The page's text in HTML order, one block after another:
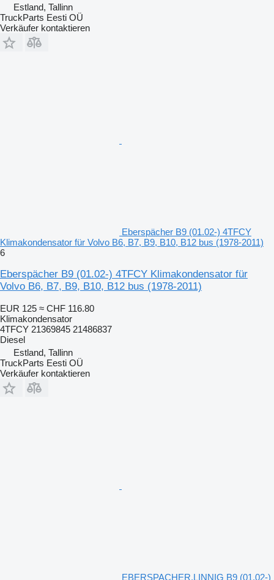
Estland, Tallinn
TruckParts Eesti OÜ
Verkäufer kontaktieren
Eberspächer B9 (01.02-) 4TFCY
Klimakondensator für Volvo B6, B7, B9, B10, B12 bus (1978-2011)
6
Eberspächer B9 (01.02-) 4TFCY Klimakondensator für
Volvo B6, B7, B9, B10, B12 bus (1978-2011)
EUR 125 ≈ CHF 116.80
Klimakondensator
4TFCY 21369845 21486837
Diesel
Estland, Tallinn
TruckParts Eesti OÜ
Verkäufer kontaktieren
EBERSPACHER,LINNIG B9 (01.02-)